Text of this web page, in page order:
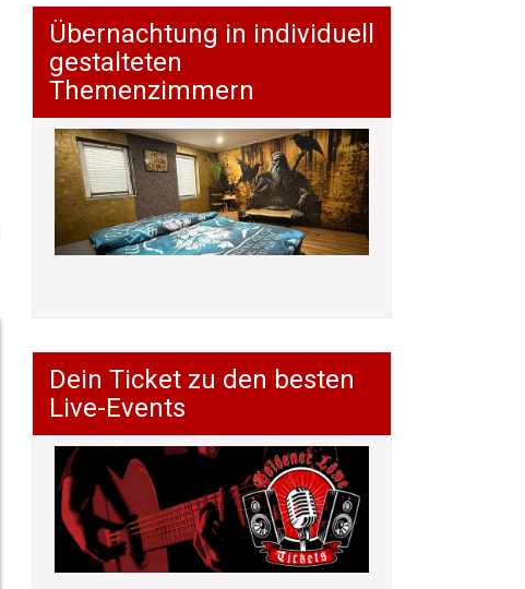
Übernachtung in individuell
gestalteten
Themenzimmern
Dein Ticket zu den besten
Live-Events